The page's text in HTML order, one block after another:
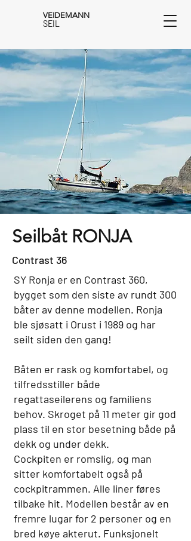
VEIDEMANN
SEIL
Seilbåt RONJA
Contrast 36
SY Ronja er en Contrast 360,
bygget som den siste av rundt 300
båter av denne modellen. Ronja
ble sjøsatt i Orust i 1989 og har
seilt siden den gang!
Båten er rask og komfortabel, og
tilfredsstiller både
regattaseilerens og familiens
behov. Skroget på 11 meter gir god
plass til en stor besetning både på
dekk og under dekk.
Cockpiten er romslig, og man
sitter komfortabelt også på
cockpitrammen. Alle liner føres
tilbake hit. Modellen består av en
fremre lugar for 2 personer og en
bred køye akterut. Funksjonelt